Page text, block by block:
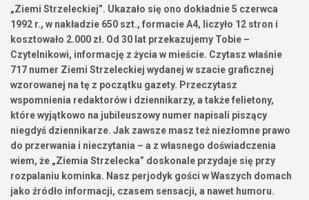
„Ziemi Strzeleckiej”. Ukazało się ono dokładnie 5 czerwca
1992 r., w nakładzie 650 szt., formacie A4, liczyło 12 stron i
kosztowało 2.000 zł. Od 30 lat przekazujemy Tobie –
Czytelnikowi, informację z życia w mieście. Czytasz właśnie
717 numer Ziemi Strzeleckiej wydanej w szacie graficznej
wzorowanej na tę z początku gazety. Przeczytasz
wspomnienia redaktorów i dziennikarzy, a także felietony,
które wyjątkowo na jubileuszowy numer napisali piszący
niegdyś dziennikarze. Jak zawsze masz też niezłomne prawo
do przerwania i nieczytania – a z własnego doświadczenia
wiem, że „Ziemia Strzelecka” doskonale przydaje się przy
rozpalaniu kominka. Nasz perjodyk gości w Waszych domach
jako źródło informacji, czasem sensacji, a nawet humoru.